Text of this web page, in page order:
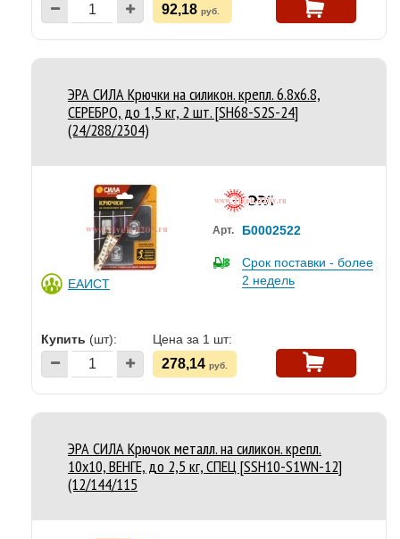
92,18 руб.
ЭРА СИЛА Крючки на силикон. крепл. 6.8х6.8,
СЕРЕБРО, до 1,5 кг, 2 шт. [SH68-S2S-24]
(24/288/2304)
ЕАИСТ
Арт. Б0002522
Срок поставки - более
2 недель
Купить (шт): Цена за 1 шт:
278,14 руб.
ЭРА СИЛА Крючок металл. на силикон. крепл.
10х10, ВЕНГЕ, до 2,5 кг, СПЕЦ [SSH10-S1WN-12]
(12/144/115